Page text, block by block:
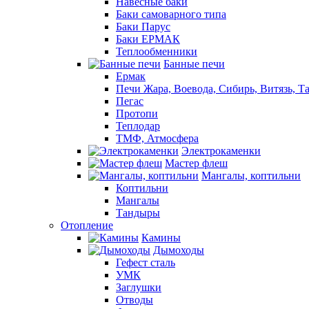
Баки самоварного типа
Баки Парус
Баки ЕРМАК
Теплообменники
Банные печи
Ермак
Печи Жара, Воевода, Сибирь, Витязь,
Пегас
Протопи
Теплодар
ТМФ, Атмосфера
Электрокаменки
Мастер флеш
Мангалы, коптильни
Коптильни
Мангалы
Тандыры
Отопление
Камины
Дымоходы
Гефест сталь
УМК
Заглушки
Отводы